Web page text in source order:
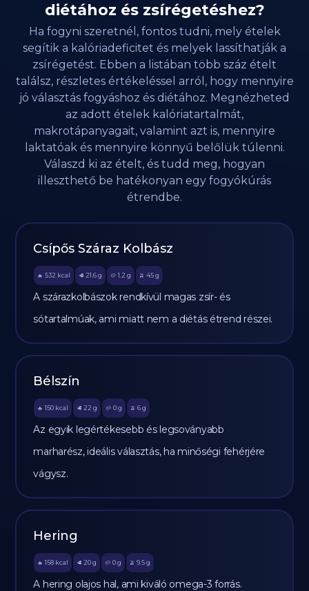
diétához és zsírégetéshez?
Ha fogyni szeretnél, fontos tudni, mely ételek
segítik a kalóriadeficitet és melyek lassíthatják a
zsírégetést. Ebben a listában több száz ételt
találsz, részletes értékeléssel arról, hogy mennyire
jó választás fogyáshoz és diétához. Megnézheted
az adott ételek kalóriatartalmát,
makrotápanyagait, valamint azt is, mennyire
laktatóak és mennyire könnyű belőlük túlenni.
Válaszd ki az ételt, és tudd meg, hogyan
illeszthető be hatékonyan egy fogyókúrás
étrendbe.
Csípős Száraz Kolbász
🔥 532 kcal 🥩 21.6 g 🥔 1.2 g 🫒 45 g
A szárazkolbászok rendkívül magas zsír- és
sótartalmúak, ami miatt nem a diétás étrend részei.
Bélszín
🔥 150 kcal 🥩 22 g 🥔 0g 🫒 6 g
Az egyik legértékesebb és legsoványabb
marharész, ideális választás, ha minőségi fehérjére
vágysz.
Hering
🔥 158 kcal 🥩 20 g 🥔 0g 🫒 9.5 g
A hering olajos hal, ami kiváló omega-3 forrás.